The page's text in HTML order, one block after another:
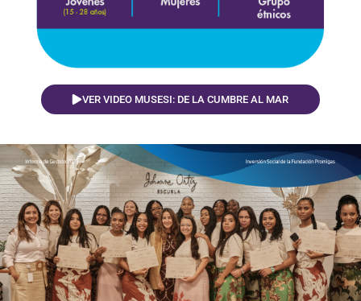
VER VIDEO MUSESI: DE LA CUMBRE AL MAR